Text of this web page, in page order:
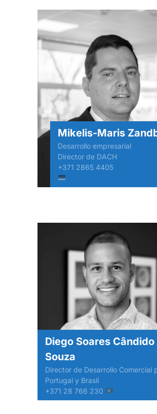
Mikelis-Maris
Desarrollo empresarial
Director de DACH
+371 2865 4405
Diego Soares Cândido
Souza
Director de Desarrollo Comercial
Portugal y Brasil
+371 28 766 230